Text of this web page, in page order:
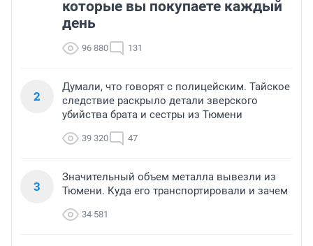
которые вы покупаете каждый
день
96 880 131
2
Думали, что говорят с полицейским. Тайское
следствие раскрыло детали зверского
убийства брата и сестры из Тюмени
39 320 47
3
Значительный объем металла вывезли из
Тюмени. Куда его транспортировали и зачем
34 581